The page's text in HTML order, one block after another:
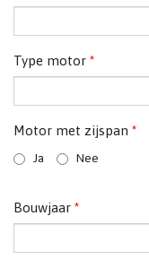
Type motor *
Motor met zijspan *
Ja Nee
Bouwjaar *